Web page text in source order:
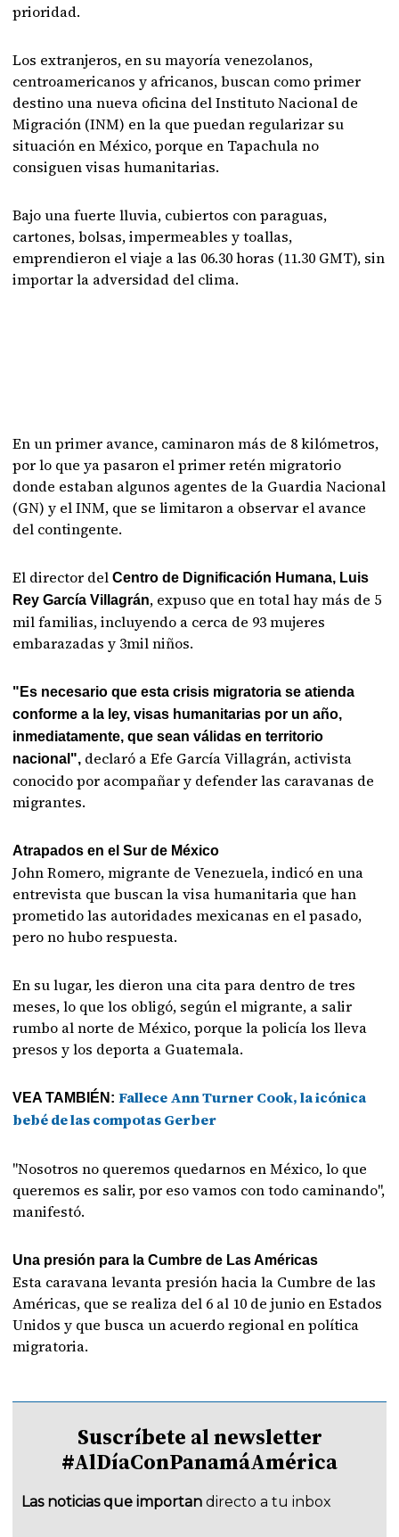
prioridad.
Los extranjeros, en su mayoría venezolanos,
centroamericanos y africanos, buscan como primer
destino una nueva oficina del Instituto Nacional de
Migración (INM) en la que puedan regularizar su
situación en México, porque en Tapachula no
consiguen visas humanitarias.
Bajo una fuerte lluvia, cubiertos con paraguas,
cartones, bolsas, impermeables y toallas,
emprendieron el viaje a las 06.30 horas (11.30 GMT), sin
importar la adversidad del clima.
En un primer avance, caminaron más de 8 kilómetros,
por lo que ya pasaron el primer retén migratorio
donde estaban algunos agentes de la Guardia Nacional
(GN) y el INM, que se limitaron a observar el avance
del contingente.
El director delCentro de Dign​ificación Humana, Luis
Rey García Villagrán, expuso que en total hay más de 5
mil familias, incluyendo a cerca de 93 mujeres
embarazadas y 3mil niños.
"Es necesario que esta crisis migratoria se atienda
conforme a la ley, visas humanitarias por un año,
inmediatamente, que sean válidas en territorio
nacional", declaró a Efe García Villagrán, activista
conocido por acompañar y defender las caravanas de
migrantes.
Atrapados en el Sur de México
John Romero, migrante de Venezuela, indicó en una
entrevista que buscan la visa humanitaria que han
prometido las autoridades mexicanas en el pasado,
pero no hubo respuesta.
En su lugar, les dieron una cita para dentro de tres
meses, lo que los obligó, según el migrante, a salir
rumbo al norte de México, porque la policía los lleva
presos y los deporta a Guatemala.
VEA TAMBIÉN:Fallece Ann Turner Cook, la icónica
bebé de las compotas Gerber
"Nosotros no queremos quedarnos en México, lo que
queremos es salir, por eso vamos con todo caminando",
manifestó.
Una presión para la Cumbre de Las Américas
Esta caravana levanta presión hacia la Cumbre de las
Américas, que se realiza del 6 al 10 de junio en Estados
Unidos y que busca un acuerdo regional en política
migratoria.
Suscríbete al newsletter
#AlDíaConPanamáAmérica
Las noticias que importan directo a tu inbox